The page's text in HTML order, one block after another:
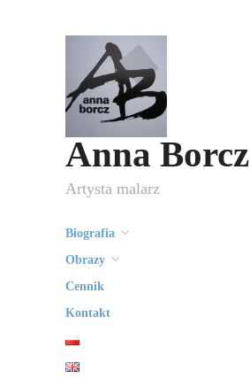
Anna Borcz
Artysta malarz
Biografia
Obrazy
Cennik
Kontakt